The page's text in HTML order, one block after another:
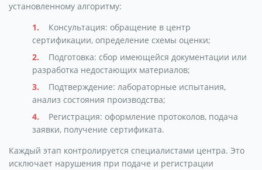
установленному алгоритму:
Консультация: обращение в центр
сертификации, определение схемы оценки;
Подготовка: сбор имеющейся документации или
разработка недостающих материалов;
Подтверждение: лабораторные испытания,
анализ состояния производства;
Регистрация: оформление протоколов, подача
заявки, получение сертификата.
Каждый этап контролируется специалистами центра. Это
исключает нарушения при подаче и регистрации